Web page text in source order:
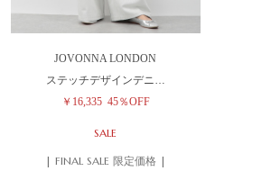
JOVONNA LONDON
ステッチデザインデニ…
￥16,335 45％OFF
SALE
| FINAL SALE 限定価格 |